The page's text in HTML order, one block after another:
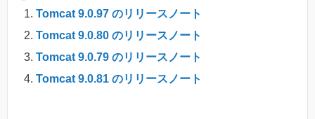
Tomcat 9.0.97 のリリースノート
Tomcat 9.0.80 のリリースノート
Tomcat 9.0.79 のリリースノート
Tomcat 9.0.81 のリリースノート